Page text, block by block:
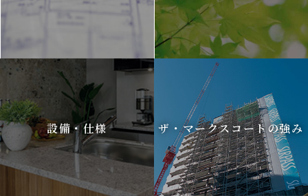
設備・仕様 ザ・マークスコートの強み